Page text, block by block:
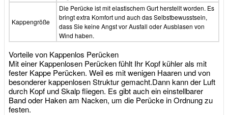
Kappengröße
Die Perücke ist mit elastischem Gurt herstellt worden. Es
bringt extra Komfort und auch das Selbstbewusstsein,
dass Sie keine Angst vor Ausfall oder Ausblasen von
Wind haben.
Vorteile von Kappenlos Perücken
Mit einer Kappenlosen Perücken fühlt Ihr Kopf kühler als mit
fester Kappe Perücken. Weil es mit wenigen Haaren und von
besonderer kappenlosen Struktur gemacht.Dann kann der Luft
durch Kopf und Skalp fliegen. Es gibt auch ein einstellbarer
Band oder Haken am Nacken, um die Perücke in Ordnung zu
festen.